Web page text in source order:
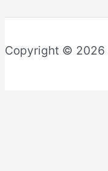
Copyright © 2026